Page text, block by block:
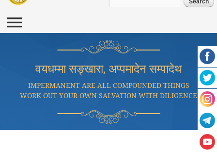
वयधम्मा सङ्खारा, अप्पमादेन सम्पादेथ
IMPERMANENT ARE ALL COMPOUNDED THINGS
WORK OUT YOUR OWN SALVATION WITH DILIGENCE